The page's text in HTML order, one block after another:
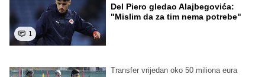
1
Del Piero gledao Alajbegovića:
"Mislim da za tim nema potrebe"
Transfer vrijedan oko 50 miliona eura